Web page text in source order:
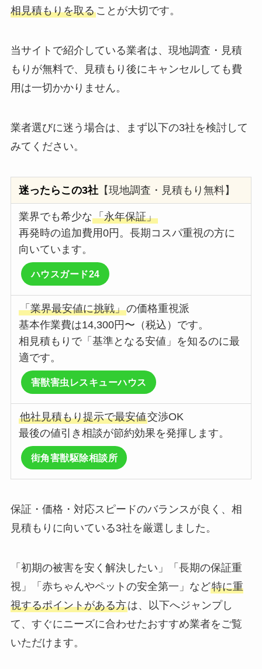
相見積もりを取ることが大切です。
当サイトで紹介している業者は、現地調査・見積
もりが無料で、見積もり後にキャンセルしても費
用は一切かかりません。
業者選びに迷う場合は、まず以下の3社を検討して
みてください。
迷ったらこの3社 【現地調査・見積もり無料】
業界でも希少な「永年保証」
再発時の追加費用0円。長期コスパ重視の方に
向いています。
ハウスガード24
「業界最安値に挑戦」の価格重視派
基本作業費は14,300円〜（税込）です。
相見積もりで「基準となる安値」を知るのに最
適です。
害獣害虫レスキューハウス
他社見積もり提示で最安値交渉OK
最後の値引き相談が節約効果を発揮します。
街角害獣駆除相談所
保証・価格・対応スピードのバランスが良く、相
見積もりに向いている3社を厳選しました。
「初期の被害を安く解決したい」「長期の保証重
視」「赤ちゃんやペットの安全第一」など特に重
視するポイントがある方は、以下へジャンプし
て、すぐにニーズに合わせたおすすめ業者をご覧
いただけます。